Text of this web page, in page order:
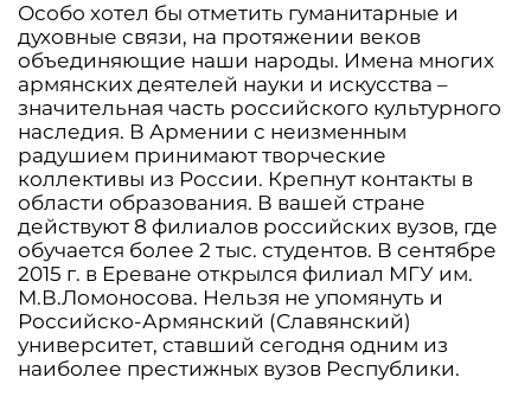
Особо хотел бы отметить гуманитарные и
духовные связи, на протяжении веков
объединяющие наши народы. Имена многих
армянских деятелей науки и искусства –
значительная часть российского культурного
наследия. В Армении с неизменным
радушием принимают творческие
коллективы из России. Крепнут контакты в
области образования. В вашей стране
действуют 8 филиалов российских вузов, где
обучается более 2 тыс. студентов. В сентябре
2015 г. в Ереване открылся филиал МГУ им.
М.В.Ломоносова. Нельзя не упомянуть и
Российско-Армянский (Славянский)
университет, ставший сегодня одним из
наиболее престижных вузов Республики.